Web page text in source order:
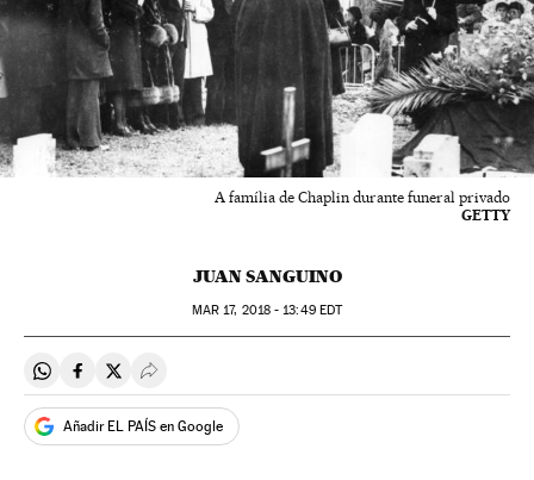
A família de Chaplin durante funeral privado
GETTY
JUAN SANGUINO
MAR 17, 2018 - 13:49EDT
Compartir en Whatsapp
Compartir en Facebook
Compartir en Twitter
Desplegar Redes Sociales
Añadir EL PAÍS en Google